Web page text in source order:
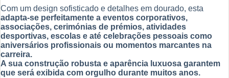
Com um design sofisticado e detalhes em dourado, esta
adapta-se perfeitamente a eventos corporativos,
associações, cerimónias de prémios, atividades
desportivas, escolas e até celebrações pessoais como
aniversários profissionais ou momentos marcantes na
carreira.
A sua construção robusta e aparência luxuosa garantem
que será exibida com orgulho durante muitos anos.